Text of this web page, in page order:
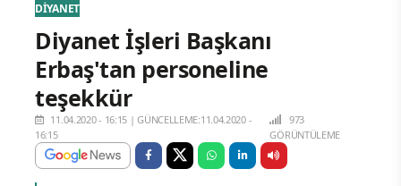
DİYANET
Diyanet İşleri Başkanı
Erbaş'tan personeline
teşekkür
11.04.2020 - 16:15 |GÜNCELLEME:11.04.2020 -
16:15
973
GÖRÜNTÜLEME